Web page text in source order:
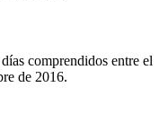
comprendidos entre el
de 2016.